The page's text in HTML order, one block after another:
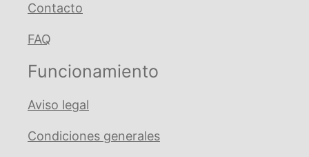
Contacto
FAQ
Funcionamiento
Aviso legal
Condiciones generales